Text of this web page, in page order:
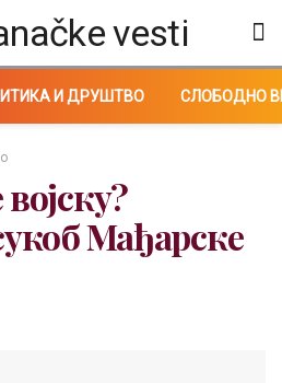
И ДРУШТВО СЛОБОДНО
Мађарске